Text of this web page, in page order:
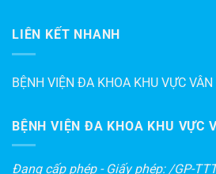
LIÊN KẾT NHANH
BỆNH VIỆN ĐA KHOA KHU VỰC
BỆNH VIỆN ĐA KHOA KHU VỰC
Đang cấp phép - Giấy phép: /GP-